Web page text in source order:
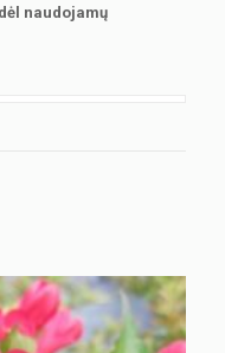
naudojamų